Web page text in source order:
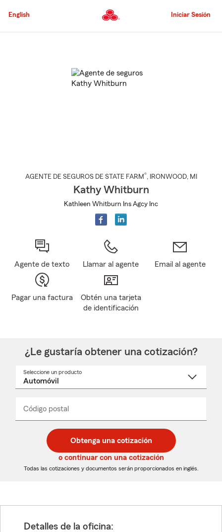
al
principal
English Iniciar Sesión
AGENTE DE SEGUROS DE STATE FARM®, IRONWOOD, MI
Kathy Whitburn
Kathleen Whitburn Ins Agcy Inc
Agente de texto Llamar al agente Email al agente
Pagar una factura
Obtén una tarjeta
de identificación
¿Le gustaría obtener una cotización?
Seleccione un producto
desplegable
Código postal
de
5
dígitos
de
5
dígitos
_____
Obtenga una cotización
o continuar con una cotización
Todas las cotizaciones y documentos serán proporcionados en inglés.
Detalles de la oficina: